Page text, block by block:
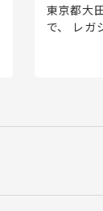
東京都大
で、 レガ
ラバン(